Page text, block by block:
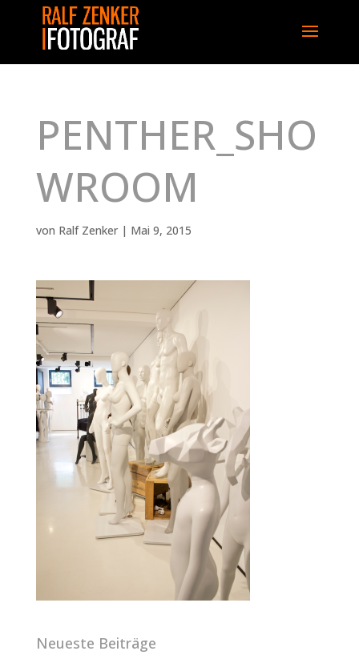
PENTHER_SHO
WROOM
von Ralf Zenker| Mai 9, 2015
Neueste Beiträge